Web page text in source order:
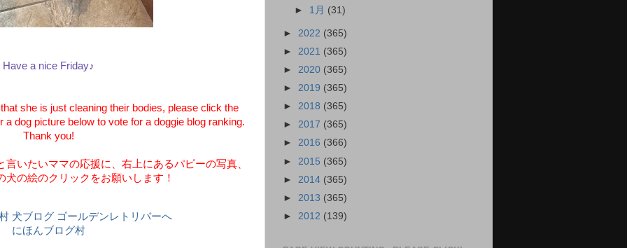
Have a nice Friday♪
she is just cleaning their bodies, please click the
a dog picture below to vote for a doggie blog ranking.
Thank you!
いたいママの応援に、右上にあるパピーの写真、
犬の絵のクリックをお願いします！
にほんブログ村
► 1月 (31)
► 2022 (365)
► 2021 (365)
► 2020 (365)
► 2019 (365)
► 2018 (365)
► 2017 (365)
► 2016 (366)
► 2015 (365)
► 2014 (365)
► 2013 (365)
► 2012 (139)